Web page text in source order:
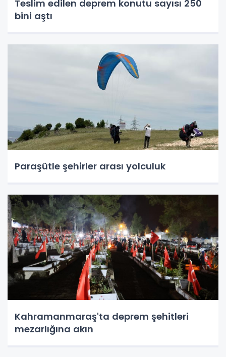
Teslim edilen deprem konutu sayısı 250
bini aştı
Paraşütle şehirler arası yolculuk
Kahramanmaraş'ta deprem şehitleri
mezarlığına akın